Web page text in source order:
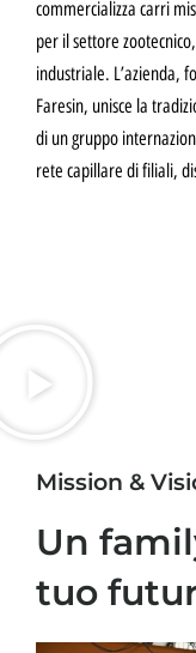
commercializza carri
per il settore
industriale. L’azienda,
Faresin, unisce la
di un gruppo
rete capillare di filiali,
Mission &
Un
tuo